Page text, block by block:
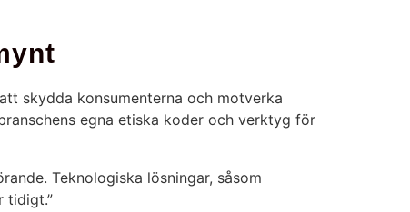
skydda konsumenterna och motverka
egna etiska koder och verktyg för
Teknologiska lösningar, såsom
tidigt.”